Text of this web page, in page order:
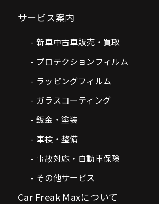
サービス案内
新車中古車販売・買取
プロテクションフィルム
ラッピングフィルム
ガラスコーティング
鈑金・塗装
車検・整備
事故対応・自動車保険
その他サービス
Car Freak Maxについて